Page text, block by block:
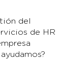
del
de HR